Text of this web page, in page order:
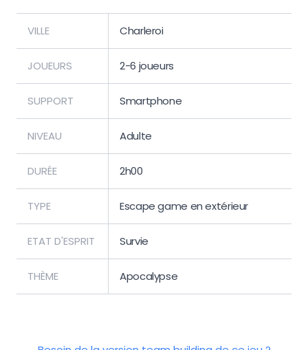
VILLE Charleroi
JOUEURS 2-6 joueurs
SUPPORT Smartphone
NIVEAU Adulte
DURÉE 2h00
TYPE Escape game en extérieur
ETAT D'ESPRIT Survie
THÈME Apocalypse